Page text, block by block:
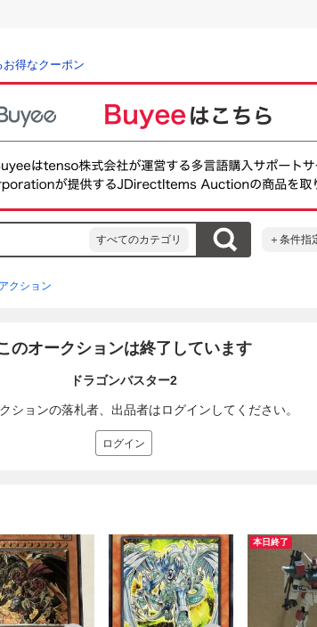
得なクーポン
すべてのカテゴリ ＋条件指
アクション
のオークションは終了しています
ドラゴンバスター2
ションの落札者、出品者はログインしてください。
ログイン
本日終了